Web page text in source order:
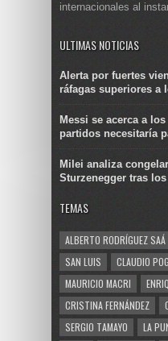
internacionales al
ULTIMAS NOTICIAS
Alerta por fuertes
ráfagas superiores a
Messi se acerca a
partidos necesitaría
Milei analiza
Sturzenegger tras
TEMAS
ALBERTO RODRÍGUEZ SAÁ
SAN LUIS
CLAUDIO
MAURICIO MACRI
CRISTINA FERNÁNDEZ
SERGIO TAMAYO
LA